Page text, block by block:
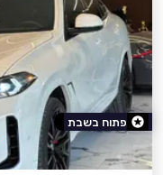
פתוח בשבת